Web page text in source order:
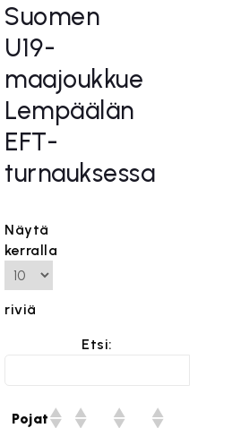
Suomen
U19-
maajoukkue
Lempäälän
EFT-
turnauksessa
Näytä
kerralla
riviä
Etsi:
Pojat